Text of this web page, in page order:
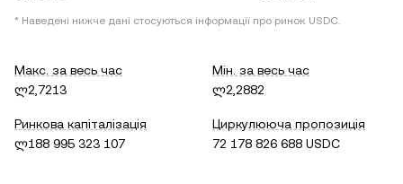
* Наведені нижче дані стосуються інформації про ринок USDC.
Макс. за весь час
ლ2,7213
Мін. за весь час
ლ2,2882
Ринкова капіталізація
ლ188 995 323 107
Циркулююча пропозиція
72 178 826 688 USDC